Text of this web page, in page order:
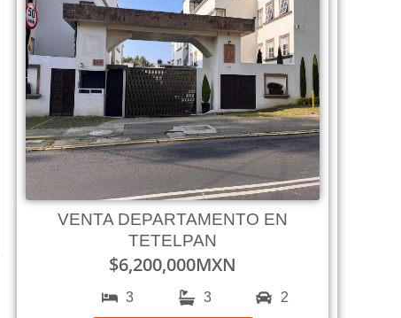
VENTA DEPARTAMENTO EN
TETELPAN
$6,200,000MXN
3 3 2